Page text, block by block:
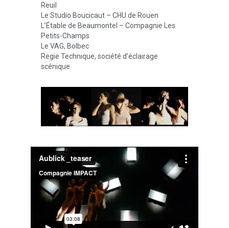
Reuil
Le Studio Boucicaut – CHU de Rouen
L’Étable de Beaumontel – Compagnie Les
Petits-Champs
Le VAG, Bolbec
Regie Technique, société d’éclairage
scénique